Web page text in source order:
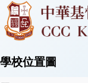
學校位置圖